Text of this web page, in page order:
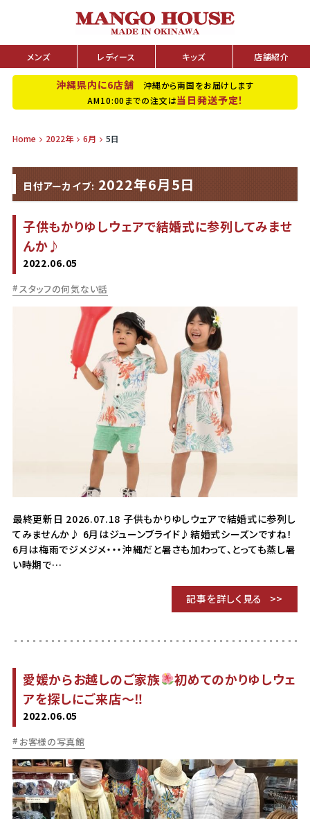
メンズ レディース キッズ 店舗紹介
沖縄県内に6店舗 沖縄から南国をお届けします
AM10:00までの注文は当日発送予定！
Home 2022年 6月 5日
日付アーカイブ: 2022年6月5日
子供もかりゆしウェアで結婚式に参列してみませ
んか♪
2022.06.05
スタッフの何気ない話
最終更新日 2026.07.18 子供もかりゆしウェアで結婚式に参列し
てみませんか♪ 6月はジューンブライド♪結婚式シーズンですね！
6月は梅雨でジメジメ・・・沖縄だと暑さも加わって、とっても蒸し暑
い時期で…
記事を詳しく見る
愛媛からお越しのご家族
初めてのかりゆしウェ
アを探しにご来店～‼
2022.06.05
お客様の写真館